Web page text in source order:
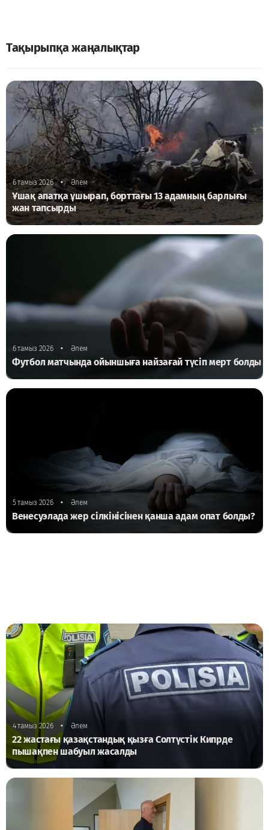
Тақырыпқа жаңалықтар
6 тамыз 2026 • Әлем
Ұшақ апатқа ұшырап, борттағы 13 адамның барлығы
жан тапсырды
6 тамыз 2026 • Әлем
Футбол матчында ойыншыға найзағай түсіп мерт болды
5 тамыз 2026 • Әлем
Венесуэлада жер сілкінісінен қанша адам опат болды?
4 тамыз 2026 • Әлем
22 жастағы қазақстандық қызға Солтүстік Кипрде
пышақпен шабуыл жасалды